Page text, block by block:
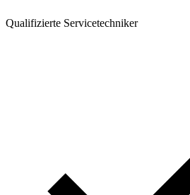
Qualifizierte Servicetechniker